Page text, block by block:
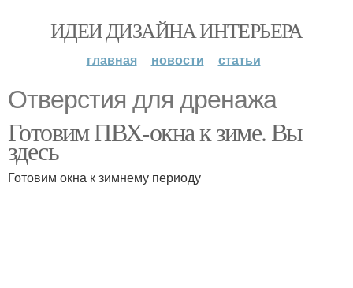
ИДЕИ ДИЗАЙНА ИНТЕРЬЕРА
главная новости статьи
Отверстия для дренажа
Готовим ПВХ-окна к зиме. Вы
здесь
Готовим окна к зимнему периоду